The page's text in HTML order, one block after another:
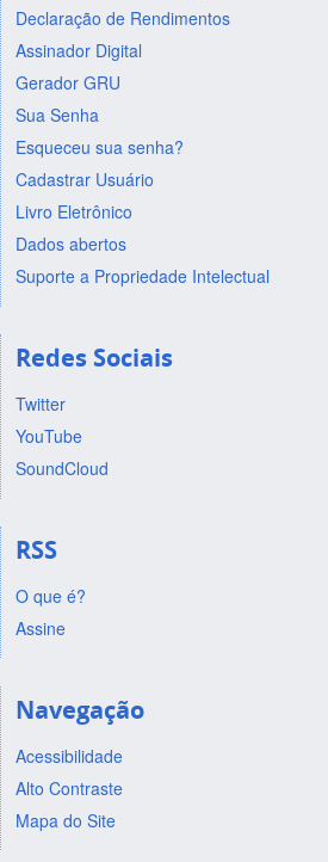
Declaração de Rendimentos
Assinador Digital
Gerador GRU
Sua Senha
Esqueceu sua senha?
Cadastrar Usuário
Livro Eletrônico
Dados abertos
Suporte a Propriedade Intelectual
Redes Sociais
Twitter
YouTube
SoundCloud
RSS
O que é?
Assine
Navegação
Acessibilidade
Alto Contraste
Mapa do Site